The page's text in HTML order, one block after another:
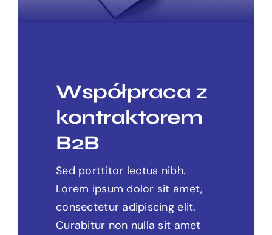
Współpraca z
kontraktorem
B2B
Sed porttitor lectus nibh.
Lorem ipsum dolor sit amet,
consectetur adipiscing elit.
Curabitur non nulla sit amet